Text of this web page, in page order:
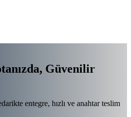
Güvenilir
entegre, hızlı ve anahtar teslim